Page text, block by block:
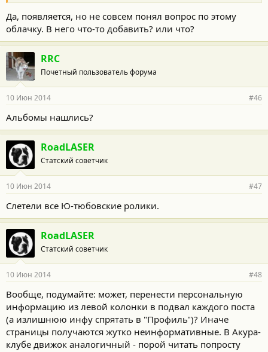
Да, появляется, но не совсем понял вопрос по этому
облачку. В него что-то добавить? или что?
RRC
Почетный пользователь форума
10 Июн 2014 #46
Альбомы нашлись?
RoadLASER
Статский советчик
10 Июн 2014 #47
Слетели все Ю-тюбовские ролики.
RoadLASER
Статский советчик
10 Июн 2014 #48
Вообще, подумайте: может, перенести персональную
информацию из левой колонки в подвал каждого поста
(а излишнюю инфу спрятать в "Профиль")? Иначе
страницы получаются жутко неинформативные. В Акура-
клубе движок аналогичный - порой читать попросту